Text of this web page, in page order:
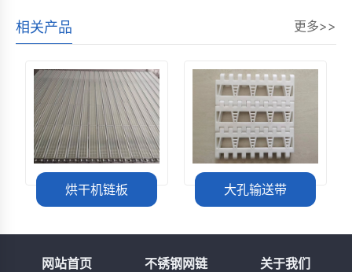
相关产品 更多>>
烘干机链板 大孔输送带
网站首页 不锈钢网链 关于我们